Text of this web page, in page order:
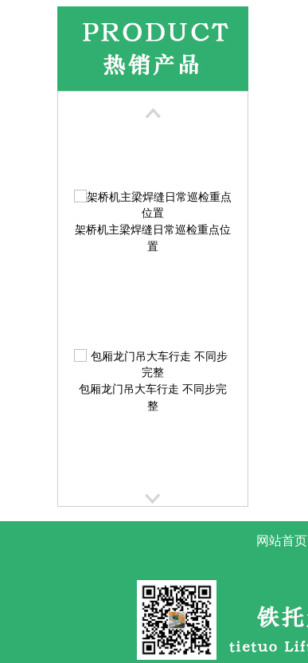
花架龙门吊的抗风性 比箱型龙
门
架桥机主梁焊缝日常巡检重点位
置
包厢龙门吊大车行走 不同步完
整
网站首页